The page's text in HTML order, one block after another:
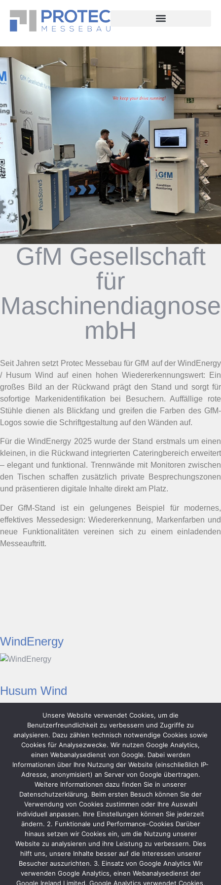
GfM Gesellschaft
für
Maschinendiagnose
mbH
Seit Jahren setzt Protec Messebau für GfM auf der WindEnergy
/ Husum Wind auf einen hohen Wiedererkennungswert: Ein
großes Bild an der Rückwand prägt den Stand und sorgt für
sofortige Markenidentifikation bei Besuchern. Auffällige rote
Stühle dienen als Blickfang und greifen die Farben des GfM-
Logos sowie die Schriftgestaltung auf den Wänden auf.
Für die WindEnergy 2025 wurde der Stand erstmals um einen
kleinen, in die Rückwand integrierten Cateringbereich erweitert
– elegant und funktional. Trennwände mit Monitoren zwischen
den Tischen schaffen zusätzlich private Besprechungszonen
und präsentieren digitale Inhalte direkt am Platz.
Der GfM-Stand ist ein gelungenes Beispiel für modernes,
effektives Messedesign: Wiedererkennung, Markenfarben und
neue Funktionalitäten vereinen sich zu einem einladenden
Messeauftritt.
WindEnergy
Husum Wind
Ansprechpartner
Bertram Müller
Projektmanagement
Unsere Website verwendet Cookies, um die
Benutzerfreundlichkeit zu verbessern und Zugriffe zu
analysieren. Dazu zählen technisch notwendige Cookies sowie
Cookies für Analysezwecke. Wir nutzen Google Analytics,
einen Webanalysedienst von Google. Dabei werden
Informationen über Ihre Nutzung der Website (einschließlich IP-
Adresse, anonymisiert) an Server von Google übertragen.
Weitere Informationen dazu finden Sie in unserer
Datenschutzerklärung. Beim ersten Besuch können Sie der
Verwendung von Cookies zustimmen oder Ihre Auswahl
individuell anpassen. Ihre Einstellungen können Sie jederzeit
ändern. 2. Funktionale und Performance-Cookies Darüber
hinaus setzen wir Cookies ein, um die Nutzung unserer
Website zu analysieren und ihre Leistung zu verbessern. Dies
hilft uns, unsere Inhalte besser auf die Interessen unserer
Besucher auszurichten. 3. Einsatz von Google Analytics Wir
verwenden Google Analytics, einen Webanalysedienst der
Google Ireland Limited. Google Analytics verwendet Cookies,